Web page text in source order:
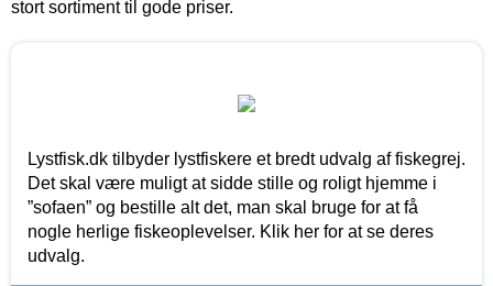
stort sortiment til gode priser.
Lystfisk.dk tilbyder lystfiskere et bredt udvalg af fiskegrej.
Det skal være muligt at sidde stille og roligt hjemme i
”sofaen” og bestille alt det, man skal bruge for at få
nogle herlige fiskeoplevelser. Klik her for at se deres
udvalg.